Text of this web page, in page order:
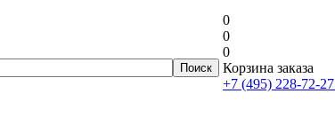
0
0
0
Корзина заказа
+7 (495) 228-72-27